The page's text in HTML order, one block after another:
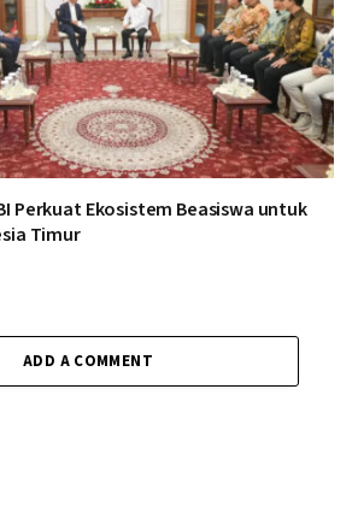
Perkuat Ekosistem Beasiswa untuk
Timur
ADD A COMMENT